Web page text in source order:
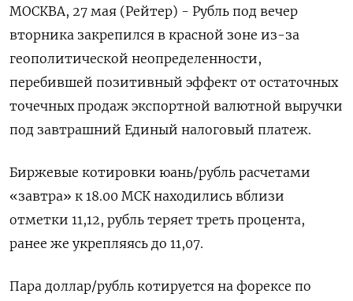
МОСКВА, 27 мая (Рейтер) - Рубль под вечер
вторника закрепился в красной зоне из-за
геополитической неопределенности,
перебившей позитивный эффект от остаточных
точечных продаж экспортной валютной выручки
под завтрашний Единый налоговый платеж.
Биржевые котировки юань/рубль расчетами
«завтра» к 18.00 МСК находились вблизи
отметки 11,12, рубль теряет треть процента,
ранее же укрепляясь до 11,07.
Пара доллар/рубль котируется на форексе по